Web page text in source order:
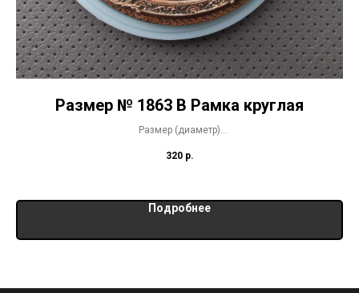
Размер № 1863 В Рамка круглая
Размер (диаметр)
внутренний 7 см
320 р.
Подробнее